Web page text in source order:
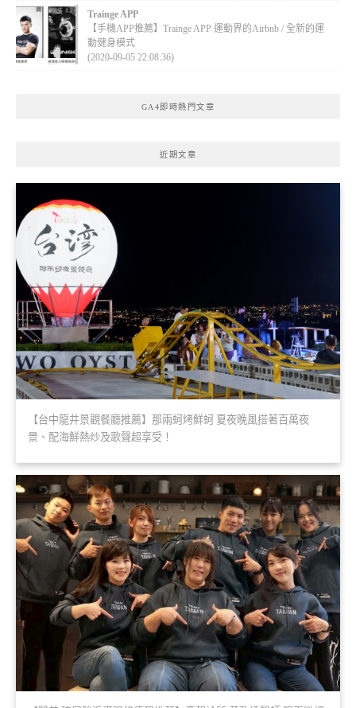
Trainge APP
【手機APP推薦】Trainge APP 運動界的Airbnb / 全新的運
動健身模式
(2020-09-05 22:08:36)
GA4即時熱門文章
近期文章
【台中龍井景觀餐廳推薦】那兩蚵烤鮮蚵 夏夜晚風搭著百萬夜
景、配海鮮熱炒及歌聲超享受！